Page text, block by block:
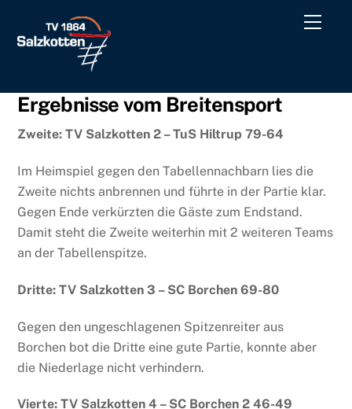
content
Menu
Ergebnisse vom Breitensport
Zweite: TV Salzkotten 2 – TuS Hiltrup 79-64
Im Heimspiel gegen den Tabellennachbarn lies die
Zweite nichts anbrennen und führte in der Partie klar.
Gegen Ende verkürzten die Gäste zum Endstand.
Damit steht die Zweite weiterhin mit 2 weiteren Teams
an der Tabellenspitze.
Dritte: TV Salzkotten 3 – SC Borchen 69-80
Gegen den ungeschlagenen Spitzenreiter aus
Borchen bot die Dritte eine gute Partie, konnte aber
die Niederlage nicht verhindern.
Vierte: TV Salzkotten 4 – SC Borchen 2 46-49